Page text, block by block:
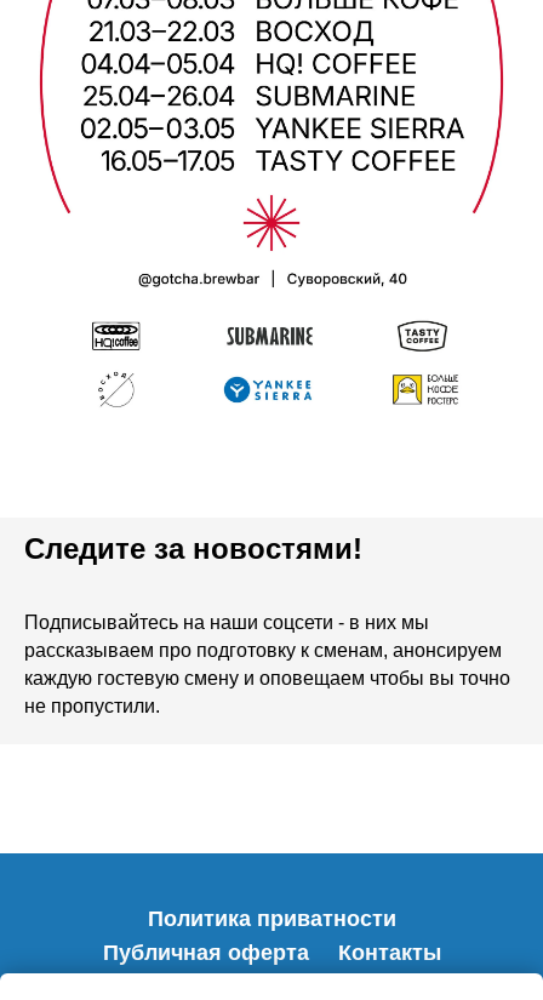
Следите за новостями!
Подписывайтесь на наши соцсети - в них мы
рассказываем про подготовку к сменам, анонсируем
каждую гостевую смену и оповещаем чтобы вы точно
не пропустили.
Политика приватности
Публичная оферта
Контакты